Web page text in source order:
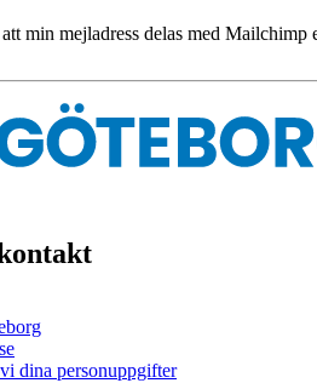
min mejladress delas med
dina personuppgifter